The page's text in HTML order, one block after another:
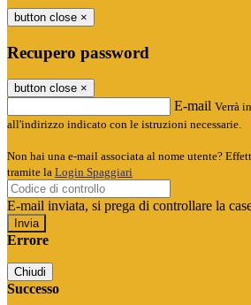
button close ×
Recupero password
button close ×
E-mail Verrà
all'indirizzo indicato con le istruzioni necessarie.
Non hai una e-mail associata al nome utente?
tramite la Login Spaggiari
E-mail inviata, si prega di controllare la
Errore
Chiudi
Successo